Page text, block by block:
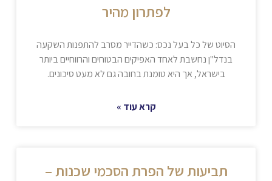
לפתרון מהיר
הסיוט של כל בעל נכס: כשהדייר מסרב להתפנות השקעה
בנדל"ן נחשבת לאחד האפיקים הבטוחים והרווחיים ביותר
בישראל, אך היא טומנת בחובה גם לא מעט סיכונים.
קרא עוד »
תביעות של הפרת הסכמי שכנות –